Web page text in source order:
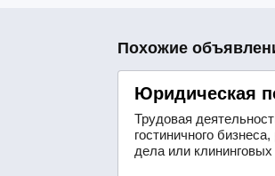
Похожие
Юридическая
Трудовая
гостиничного
дела или клининговых